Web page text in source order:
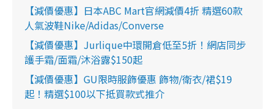
【減價優惠】日本ABC Mart官網減價4折 精選60款
人氣波鞋Nike/Adidas/Converse
【減價優惠】Jurlique中環開倉低至5折！網店同步
護手霜/面霜/沐浴露$150起
【減價優惠】GU限時服飾優惠 飾物/衛衣/裙$19
起！精選$100以下抵買款式推介